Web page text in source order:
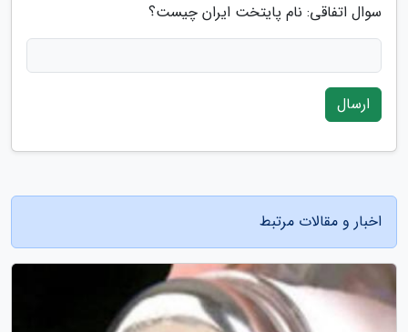
سوال اتفاقی: نام پایتخت ایران چیست؟
ارسال
اخبار و مقالات مرتبط